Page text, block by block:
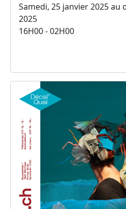
Samedi, 25 janvier 2025 au
2025
16H00 - 02H00